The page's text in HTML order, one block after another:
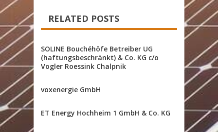
RELATED POSTS
SOLINE Bouchéhöfe Betreiber UG
(haftungsbeschränkt) & Co. KG c/o
Vogler Roessink Chalpnik
voxenergie GmbH
ET Energy Hochheim 1 GmbH & Co. KG